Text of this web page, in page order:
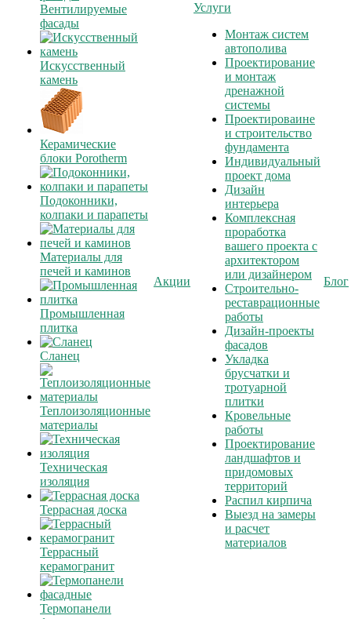
Вентилируемые
фасады
Искусственный
камень
Керамические
блоки Porotherm
Подоконники,
колпаки и парапеты
Материалы для
печей и каминов
Промышленная
плитка
Сланец
Теплоизоляционные
материалы
Техническая
изоляция
Террасная доска
Террасный
керамогранит
Термопанели
Акции
Услуги
Монтаж систем
автополива
Проектирование
и монтаж
дренажной
системы
Проектироваине
и строительство
фундамента
Индивидуальный
проект дома
Дизайн
интерьера
Комплексная
проработка
вашего проекта с
архитектором
или дизайнером
Строительно-
реставрационные
работы
Дизайн-проекты
фасадов
Укладка
брусчатки и
тротуарной
плитки
Кровельные
работы
Проектирование
ландшафтов и
придомовых
территорий
Распил кирпича
Выезд на замеры
и расчет
материалов
Блог